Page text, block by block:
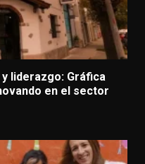
liderazgo: Gráfica
en el sector